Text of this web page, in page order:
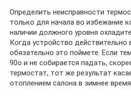
Определить неисправности
только для начала во избежание
наличии должного уровня
Когда устройство
обязательно это поймете. Если
90о и не собирается падать,
термостат, тот же результат
отоплением салона в зимнее